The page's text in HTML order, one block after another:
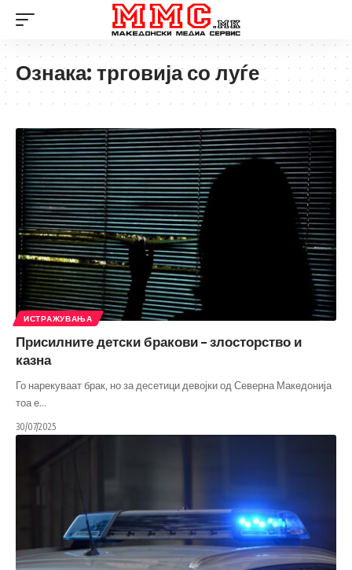
Ознака: трговија со луѓе
ИСТРАЖУВАЊА
Присилните детски бракови – злосторство и
казна
Го нарекуваат брак, но за десетици девојки од Северна Македонија
тоа е…
30/07/2025